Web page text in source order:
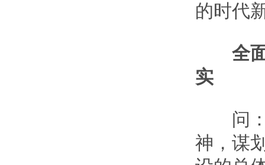
的时代
全
实
问：
神，谋